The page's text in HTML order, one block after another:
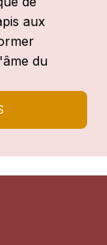
aux
du